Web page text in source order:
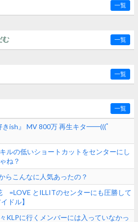
一覧
む 一覧
一覧
一覧
きish』 MV 800万 再生キタ━━(((ﾟ
ルの低いショートカットをセンターにし
ね？
らこんなに人気あったの？
=LOVE とILLITのセンターにも圧勝して
ドル】
KLPに行くメンバーには入っていなかっ